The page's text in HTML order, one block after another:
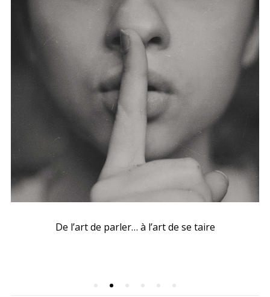
De l’art de parler… à l’art de se taire